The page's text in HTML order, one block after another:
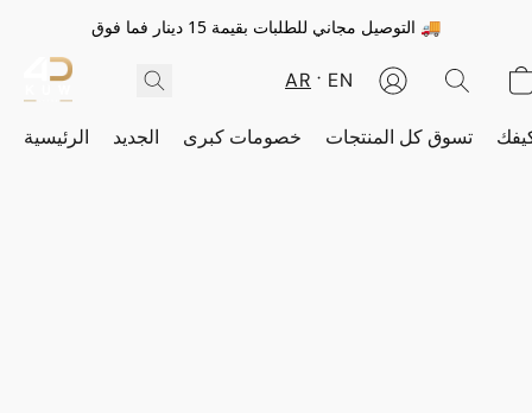
التوصيل مجاني للطلبات بقيمة 15 دينار فما فوق 🚚
AR EN
الرئيسية الجديد خصومات كبرى تسوق كل المنتجات